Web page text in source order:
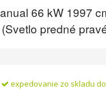
66 kW 1997
predné
expedovanie zo skladu